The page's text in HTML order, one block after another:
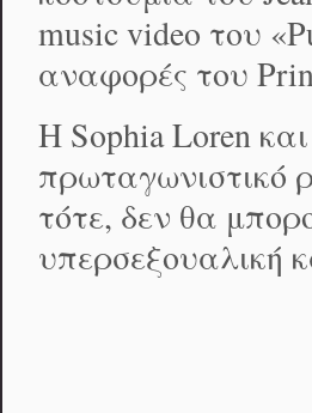
music video του
αναφορές του
Η Sophia Loren
πρωταγωνιστικό
τότε, δεν θα
υπερσεξουαλική